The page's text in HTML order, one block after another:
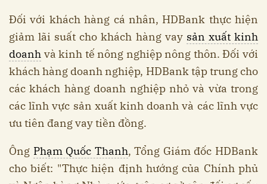
Đối với khách hàng cá nhân, HDBank thực hiện
giảm lãi suất cho khách hàng vay sản xuất kinh
doanh và kinh tế nông nghiệp nông thôn. Đối với
khách hàng doanh nghiệp, HDBank tập trung cho
các khách hàng doanh nghiệp nhỏ và vừa trong
các lĩnh vực sản xuất kinh doanh và các lĩnh vực
ưu tiên đang vay tiền đồng.
Ông Phạm Quốc Thanh, Tổng Giám đốc HDBank
cho biết: "Thực hiện định hướng của Chính phủ